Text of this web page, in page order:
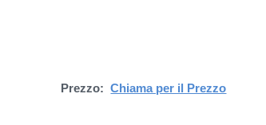
Prezzo: Chiama per il Prezzo